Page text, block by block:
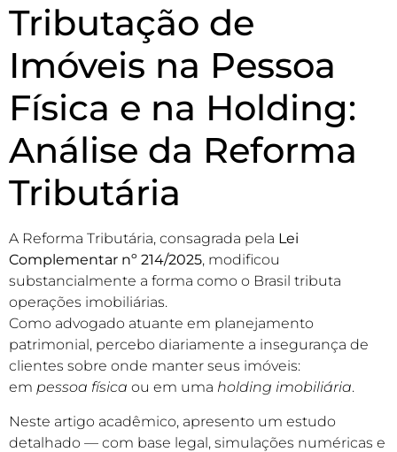
Tributação de
Imóveis na Pessoa
Física e na Holding:
Análise da Reforma
Tributária
A Reforma Tributária, consagrada pela Lei
Complementar nº 214/2025, modificou
substancialmente a forma como o Brasil tributa
operações imobiliárias.
Como advogado atuante em planejamento
patrimonial, percebo diariamente a insegurança de
clientes sobre onde manter seus imóveis:
em pessoa física ou em uma holding imobiliária.
Neste artigo acadêmico, apresento um estudo
detalhado — com base legal, simulações numéricas e